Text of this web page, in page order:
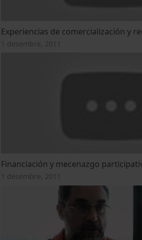
Experiencias de comercialización y
1 desembre, 2011
Financiación y mecenazgo
1 desembre, 2011